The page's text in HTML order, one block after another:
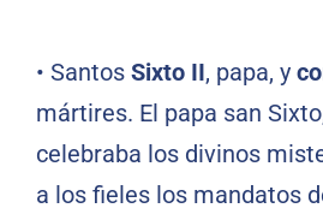
• Santos Sixto II, papa, y
mártires. El papa san
celebraba los divinos
a los fieles los mandatos